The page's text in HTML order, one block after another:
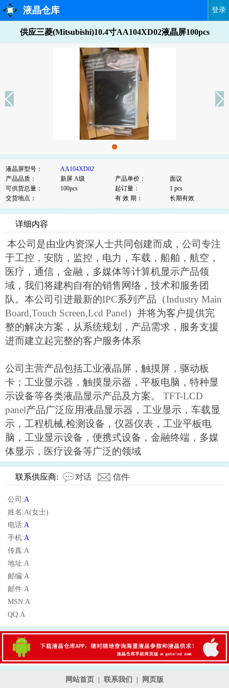
液晶仓库 登录
供应三菱(Mitsubishi)10.4寸AA104XD02液晶屏100pcs
液晶屏型号：
AA104XD02
产品品质：
新屏 A级 产品单价：
面议
可供货总量：
100pcs 起订量：
1 pcs
交货地点：
有 效 期： 长期有效
详细内容
本公司是由业内资深人士共同创建而成，公司专注
于工控，安防，监控，电力，车载，船舶，航空，
医疗，通信，金融，多媒体等计算机显示产品领
域，我们将建构自有的销售网络，技术和服务团
队。本公司引进最新的IPC系列产品（Industry Main
Board,Touch Screen,Lcd Panel）并将为客户提供完
整的解决方案，从系统规划，产品需求，服务支援
进而建立起完整的客户服务体系
公司主营产品包括工业液晶屏，触摸屏，驱动板
卡；工业显示器，触摸显示器，平板电脑，特种显
示设备等各类液晶显示产品及方案。
TFT-LCD
panel产品广泛应用液晶显示器，工业显示，车载显
示，工程机械,检测设备，仪器仪表，工业平板电
脑，工业显示设备，便携式设备，金融终端，多媒
体显示，医疗设备等广泛的领域
联系供应商: 对话 信件
公司:A
姓名:A(女士)
电话:A
手机:A
传真:A
地址:A
邮编:A
邮件:A
MSN:A
QQ:A
网站首页 联系我们 网页版